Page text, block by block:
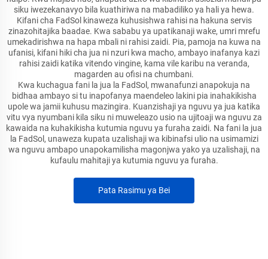
siku iwezekanavyo bila kuathiriwa na mabadiliko ya hali ya hewa.
Kifani cha FadSol kinaweza kuhusishwa rahisi na hakuna servis
zinazohitajika baadae. Kwa sababu ya upatikanaji wake, umri mrefu
umekadirishwa na hapa mbali ni rahisi zaidi. Pia, pamoja na kuwa na
ufanisi, kifani hiki cha jua ni nzuri kwa macho, ambayo inafanya kazi
rahisi zaidi katika vitendo vingine, kama vile karibu na veranda,
magarden au ofisi na chumbani.
Kwa kuchagua fani la jua la FadSol, mwanafunzi anapokuja na
bidhaa ambayo si tu inapofanya maendeleo lakini pia inahakikisha
upole wa jamii kuhusu mazingira. Kuanzishaji ya nguvu ya jua katika
vitu vya nyumbani kila siku ni muweleazo usio na ujitoaji wa nguvu za
kawaida na kuhakikisha kutumia nguvu ya furaha zaidi. Na fani la jua
la FadSol, unaweza kupata uzalishaji wa kibinafsi ulio na usimamizi
wa nguvu ambapo unapokamilisha magonjwa yako ya uzalishaji, na
kufaulu mahitaji ya kutumia nguvu ya furaha.
Pata Rasimu ya Bei